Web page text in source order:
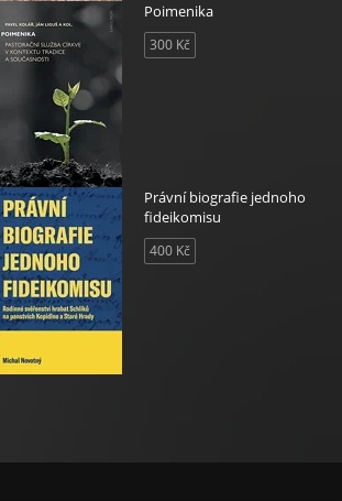
Poimenika
300 Kč
Právní biografie jednoho
fideikomisu
400 Kč